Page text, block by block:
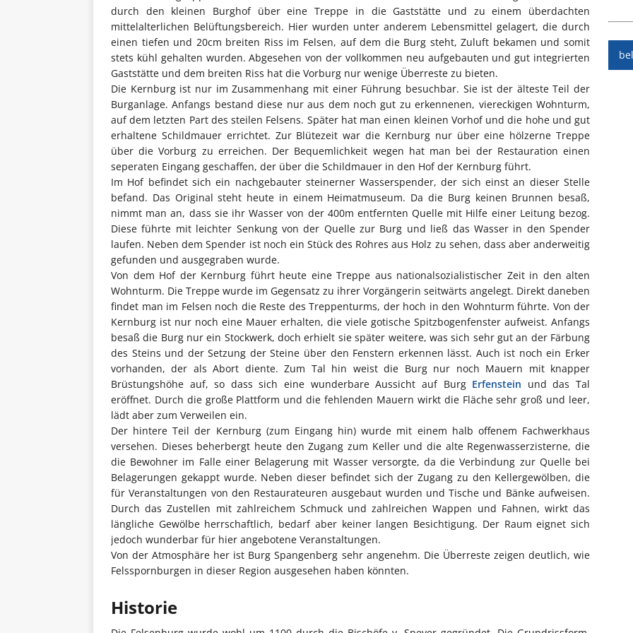
durch den kleinen Burghof über eine Treppe in die Gaststätte und zu einem überdachten
mittelalterlichen Belüftungsbereich. Hier wurden unter anderem Lebensmittel gelagert, die durch
einen tiefen und 20cm breiten Riss im Felsen, auf dem die Burg steht, Zuluft bekamen und somit
stets kühl gehalten wurden. Abgesehen von der vollkommen neu aufgebauten und gut integrierten
Gaststätte und dem breiten Riss hat die Vorburg nur wenige Überreste zu bieten.
Die Kernburg ist nur im Zusammenhang mit einer Führung besuchbar. Sie ist der älteste Teil der
Burganlage. Anfangs bestand diese nur aus dem noch gut zu erkennenen, viereckigen Wohnturm,
auf dem letzten Part des steilen Felsens. Später hat man einen kleinen Vorhof und die hohe und gut
erhaltene Schildmauer errichtet. Zur Blütezeit war die Kernburg nur über eine hölzerne Treppe
über die Vorburg zu erreichen. Der Bequemlichkeit wegen hat man bei der Restauration einen
seperaten Eingang geschaffen, der über die Schildmauer in den Hof der Kernburg führt.
Im Hof befindet sich ein nachgebauter steinerner Wasserspender, der sich einst an dieser Stelle
befand. Das Original steht heute in einem Heimatmuseum. Da die Burg keinen Brunnen besaß,
nimmt man an, dass sie ihr Wasser von der 400m entfernten Quelle mit Hilfe einer Leitung bezog.
Diese führte mit leichter Senkung von der Quelle zur Burg und ließ das Wasser in den Spender
laufen. Neben dem Spender ist noch ein Stück des Rohres aus Holz zu sehen, dass aber anderweitig
gefunden und ausgegraben wurde.
Von dem Hof der Kernburg führt heute eine Treppe aus nationalsozialistischer Zeit in den alten
Wohnturm. Die Treppe wurde im Gegensatz zu ihrer Vorgängerin seitwärts angelegt. Direkt daneben
findet man im Felsen noch die Reste des Treppenturms, der hoch in den Wohnturm führte. Von der
Kernburg ist nur noch eine Mauer erhalten, die viele gotische Spitzbogenfenster aufweist. Anfangs
besaß die Burg nur ein Stockwerk, doch erhielt sie später weitere, was sich sehr gut an der Färbung
des Steins und der Setzung der Steine über den Fenstern erkennen lässt. Auch ist noch ein Erker
vorhanden, der als Abort diente. Zum Tal hin weist die Burg nur noch Mauern mit knapper
Brüstungshöhe auf, so dass sich eine wunderbare Aussicht auf Burg Erfenstein und das Tal
eröffnet. Durch die große Plattform und die fehlenden Mauern wirkt die Fläche sehr groß und leer,
lädt aber zum Verweilen ein.
Der hintere Teil der Kernburg (zum Eingang hin) wurde mit einem halb offenem Fachwerkhaus
versehen. Dieses beherbergt heute den Zugang zum Keller und die alte Regenwasserzisterne, die
die Bewohner im Falle einer Belagerung mit Wasser versorgte, da die Verbindung zur Quelle bei
Belagerungen gekappt wurde. Neben dieser befindet sich der Zugang zu den Kellergewölben, die
für Veranstaltungen von den Restaurateuren ausgebaut wurden und Tische und Bänke aufweisen.
Durch das Zustellen mit zahlreichem Schmuck und zahlreichen Wappen und Fahnen, wirkt das
längliche Gewölbe herrschaftlich, bedarf aber keiner langen Besichtigung. Der Raum eignet sich
jedoch wunderbar für hier angebotene Veranstaltungen.
Von der Atmosphäre her ist Burg Spangenberg sehr angenehm. Die Überreste zeigen deutlich, wie
Felsspornburgen in dieser Region ausgesehen haben könnten.
Historie